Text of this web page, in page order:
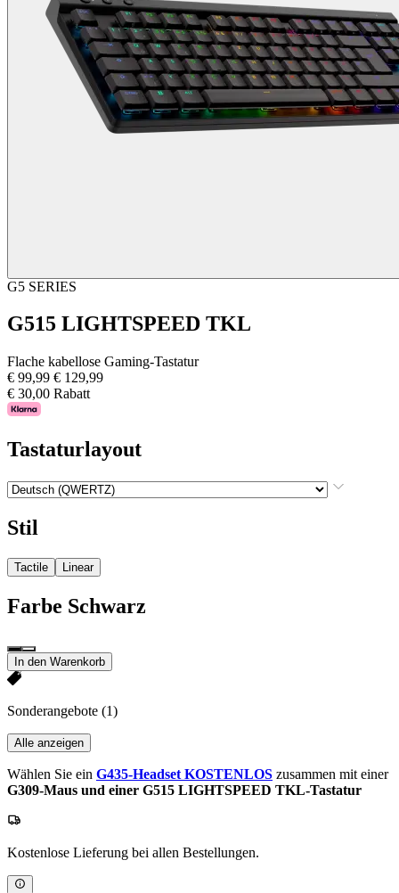
G5 SERIES
G515 LIGHTSPEED TKL
Flache kabellose Gaming-Tastatur
€ 99,99 € 129,99
€ 30,00 Rabatt
Tastaturlayout
Stil
Tactile Linear
Farbe Schwarz
In den Warenkorb
Sonderangebote (1)
Alle anzeigen
Wählen Sie ein G435-Headset KOSTENLOS zusammen mit einer
G309-Maus und einer G515 LIGHTSPEED TKL-Tastatur
Kostenlose Lieferung bei allen Bestellungen.